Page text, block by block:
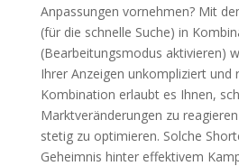
Anpassungen vornehmen? Mit
(für die schnelle Suche) in
(Bearbeitungsmodus aktivieren)
Ihrer Anzeigen unkompliziert und
Kombination erlaubt es Ihnen,
Marktveränderungen zu
stetig zu optimieren. Solche
Geheimnis hinter effektivem